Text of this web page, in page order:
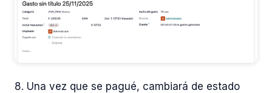
8. Una vez que se pagué, cambiará de estado